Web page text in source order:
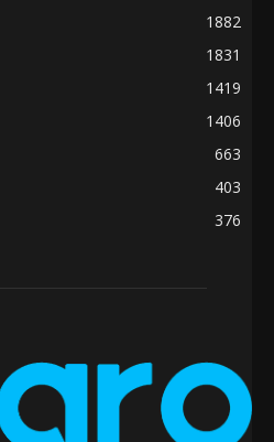
1882
1831
1419
1406
663
403
376